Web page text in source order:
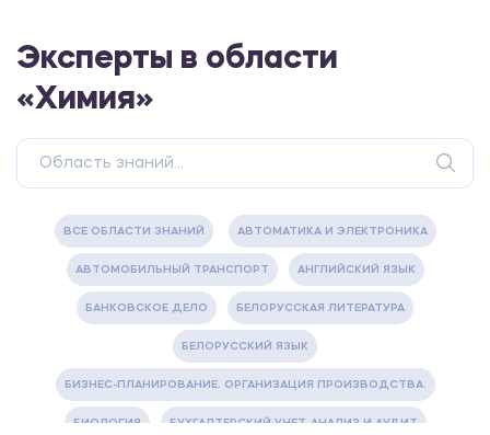
Эксперты в области
«Химия»
ВСЕ ОБЛАСТИ ЗНАНИЙ АВТОМАТИКА И ЭЛЕКТРОНИКА
АВТОМОБИЛЬНЫЙ ТРАНСПОРТ АНГЛИЙСКИЙ ЯЗЫК
БАНКОВСКОЕ ДЕЛО БЕЛОРУССКАЯ ЛИТЕРАТУРА
БЕЛОРУССКИЙ ЯЗЫК
БИЗНЕС-ПЛАНИРОВАНИЕ. ОРГАНИЗАЦИЯ ПРОИЗВОДСТВА.
БИОЛОГИЯ БУХГАЛТЕРСКИЙ УЧЕТ, АНАЛИЗ И АУДИТ